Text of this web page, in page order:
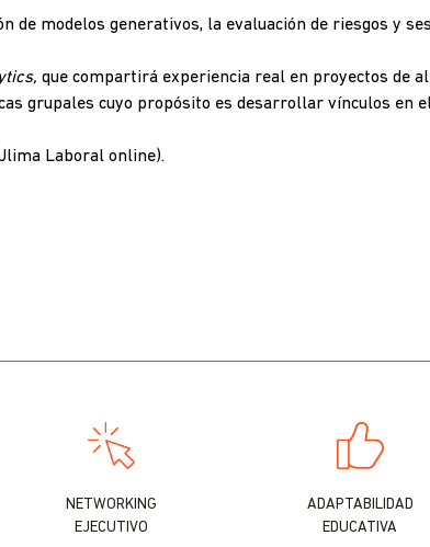
de modelos generativos, la evaluación de riesgos y
que compartirá experiencia real en proyectos de
grupales cuyo propósito es desarrollar vínculos en
Laboral online).
NETWORKING
EJECUTIVO
ADAPTABILIDAD
EDUCATIVA